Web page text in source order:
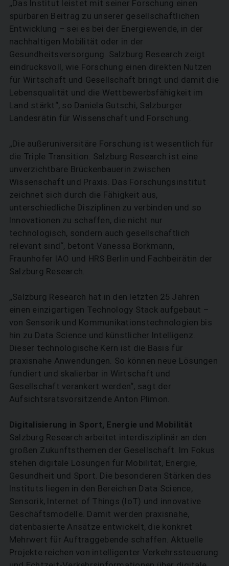
„Das Institut leistet mit seiner Forschung einen
spürbaren Beitrag zu unserer gesellschaftlichen
Entwicklung – sei es bei der Energiewende, in der
nachhaltigen Mobilität oder in der
Gesundheitsversorgung. Salzburg Research zeigt
eindrucksvoll, wie Forschung einen direkten Nutzen
für Wirtschaft und Gesellschaft bringt und damit die
Lebensqualität und die Wettbewerbsfähigkeit im
Land stärkt“, so Daniela Gutschi, Salzburger
Landesrätin für Wissenschaft und Forschung.
„Die außeruniversitäre Forschung ist wesentlich für
die Triple Transition. Salzburg Research ist eine
unverzichtbare Brückenbauerin zwischen
Wissenschaft und Praxis. Das Forschungsinstitut
zeichnet sich durch die Fähigkeit aus,
unterschiedliche Disziplinen zu verbinden und so
Innovationen zu schaffen, die nicht nur
technologisch, sondern auch gesellschaftlich
relevant sind“, betont Vanessa Borkmann,
Fraunhofer IAO und HRS Berlin und Fachbeirätin der
Salzburg Research.
„Salzburg Research hat in den letzten 25 Jahren
einen einzigartigen Technology Stack aufgebaut –
von Sensorik und Kommunikationstechnologien bis
hin zu Data Science und künstlicher Intelligenz.
Dieser technologische Kern ist die Basis für
praxisnahe Anwendungen. So können neue Lösungen
fundiert und skalierbar in Wirtschaft und
Gesellschaft verankert werden“, sagt der
Aufsichtsratsvorsitzende Anton Plimon.
Digitalisierung in Sport, Energie und Mobilität
Salzburg Research arbeitet interdiszi­pli­när an den
großen Zukunftsthemen der Gesellschaft. Im Fokus
stehen digitale Lösungen für Mobilität, Energie,
Gesundheit und Sport. Die besonderen Stärken des
Instituts liegen in den Bereichen Data Science,
Sensorik, Internet of Things (IoT) und innovative
Geschäftsmodelle. Damit werden praxisnahe,
datenbasierte Ansätze entwickelt, die konkret
Mehrwert für Auftraggebende schaffen. Aktuelle
Projekte reichen von intelligenter Verkehrssteuerung